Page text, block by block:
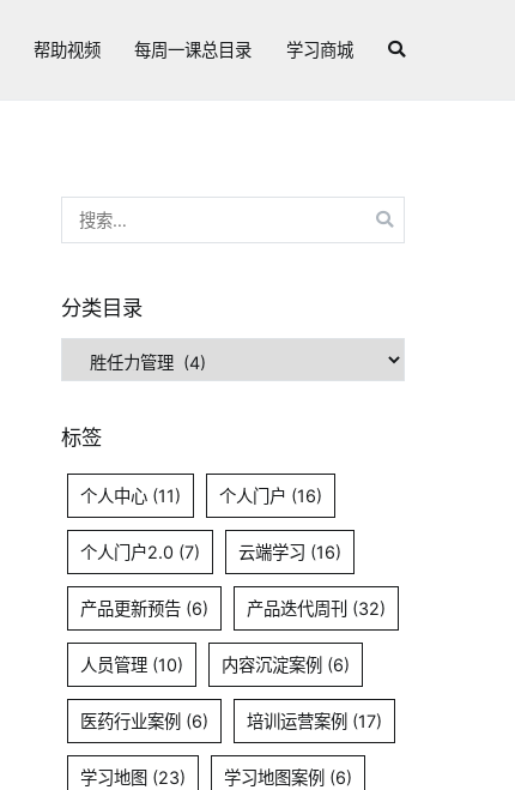
帮助视频 每周一课总目录 学习商城
索：
分类目录
类
录
标签
个人中心 (11) 个人门户 (16)
个人门户2.0 (7) 云端学习 (16)
产品更新预告 (6) 产品迭代周刊 (32)
人员管理 (10) 内容沉淀案例 (6)
医药行业案例 (6) 培训运营案例 (17)
学习地图 (23) 学习地图案例 (6)